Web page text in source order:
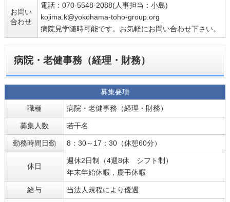
お問い
合わせ
電話：070-5548-2088(人事担当：小島)
kojima.k@yokohama-toho-group.org
病院見学随時可能です。お気軽にお問い合わせ下さい。
病院・老健事務（経理・財務）
募集要項
職種
病院・老健事務（経理・財務）
募集人数 若干名
勤務時間日勤 8：30～17：30（休憩60分）
休日
週休2日制（4週8休 シフト制）
年末年始休暇，慶弔休暇
給与 当法人規程により優遇